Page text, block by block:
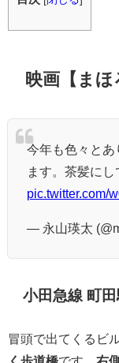
映画【まほ
今年も色々とあ
ます。茶髪にし
pic.twitter.com/
— 永山瑛太
小田急線 町
冒頭で出てくるビ